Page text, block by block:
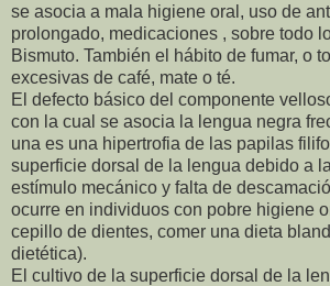
se asocia a mala higiene oral, uso de
prolongado, medicaciones , sobre todo
Bismuto. También el hábito de fumar, o
excesivas de café, mate o té.
El defecto básico del componente
con la cual se asocia la lengua negra
una es una hipertrofia de las papilas
superficie dorsal de la lengua debido a
estímulo mecánico y falta de
ocurre en individuos con pobre higiene
cepillo de dientes, comer una dieta
dietética).
El cultivo de la superficie dorsal de la